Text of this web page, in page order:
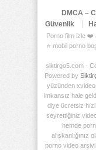
DMCA –
Güvenlik
Porno film izle ❤️
⭐ mobil porno
siktirgo5.com -
Powered by
yüzünden
imkansız hale
diye ücretsiz
seyrettiğiniz
hemde
porno video